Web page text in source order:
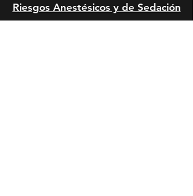
Riesgos Anestésicos y de Sedación
en Mascota